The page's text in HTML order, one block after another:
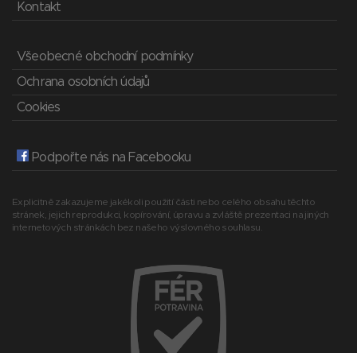
Kontakt
Všeobecné obchodní podmínky
Ochrana osobních údajů
Cookies
Podpořte nás na Facebooku
Explicitně zakazujeme jakékoli použití části nebo celého obsahu těchto
stránek, jejich reprodukci, kopírování, úpravu a zvláště prezentaci na jiných
internetových stránkách bez našeho výslovného souhlasu.